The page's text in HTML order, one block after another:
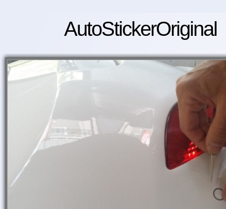
AutoStickerOriginal